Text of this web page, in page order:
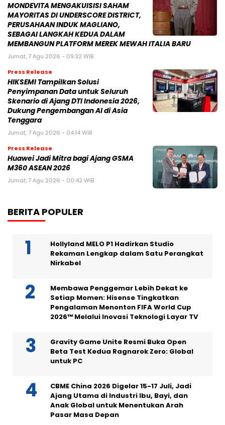
MONDEVITA MENGAKUISISI SAHAM
MAYORITAS DI UNDERSCORE DISTRICT,
PERUSAHAAN INDUK MAGLIANO,
SEBAGAI LANGKAH KEDUA DALAM
MEMBANGUN PLATFORM MEREK MEWAH ITALIA BARU
Jumat, 7 Agu 2026 - 09:32 WIB
Press Release
HIKSEMI Tampilkan Solusi
Penyimpanan Data untuk Seluruh
Skenario di Ajang DTI Indonesia 2026,
Dukung Pengembangan AI di Asia
Tenggara
Jumat, 7 Agu 2026 - 04:14 WIB
Press Release
Huawei Jadi Mitra bagi Ajang GSMA
M360 ASEAN 2026
Jumat, 7 Agu 2026 - 00:42 WIB
BERITA POPULER
Hollyland MELO P1 Hadirkan Studio
Rekaman Lengkap dalam Satu Perangkat
Nirkabel
Membawa Penggemar Lebih Dekat ke
Setiap Momen: Hisense Tingkatkan
Pengalaman Menonton FIFA World Cup
2026™ Melalui Inovasi Teknologi Layar TV
Gravity Game Unite Resmi Buka Open
Beta Test Kedua Ragnarok Zero: Global
untuk PC
CBME China 2026 Digelar 15-17 Juli, Jadi
Ajang Utama di Industri Ibu, Bayi, dan
Anak Global untuk Menentukan Arah
Pasar Masa Depan